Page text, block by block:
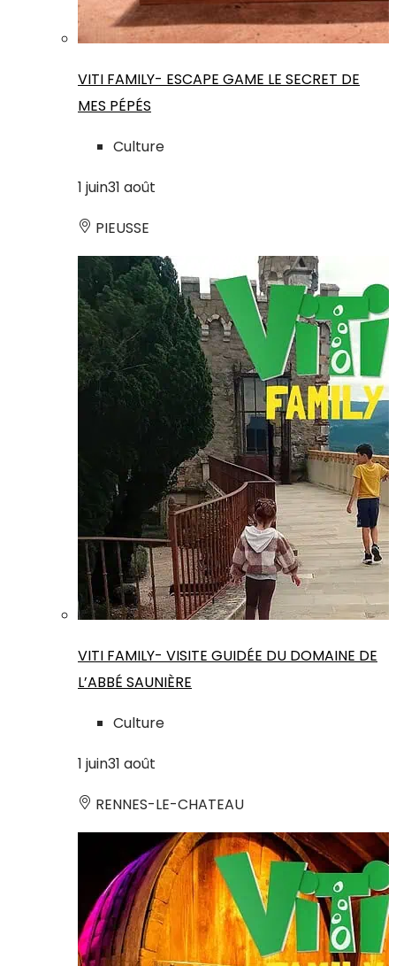
VITI FAMILY- ESCAPE GAME LE SECRET DE
MES PÉPÉS
Culture
1 juin31 août
PIEUSSE
VITI FAMILY- VISITE GUIDÉE DU DOMAINE DE
L’ABBÉ SAUNIÈRE
Culture
1 juin31 août
RENNES-LE-CHATEAU